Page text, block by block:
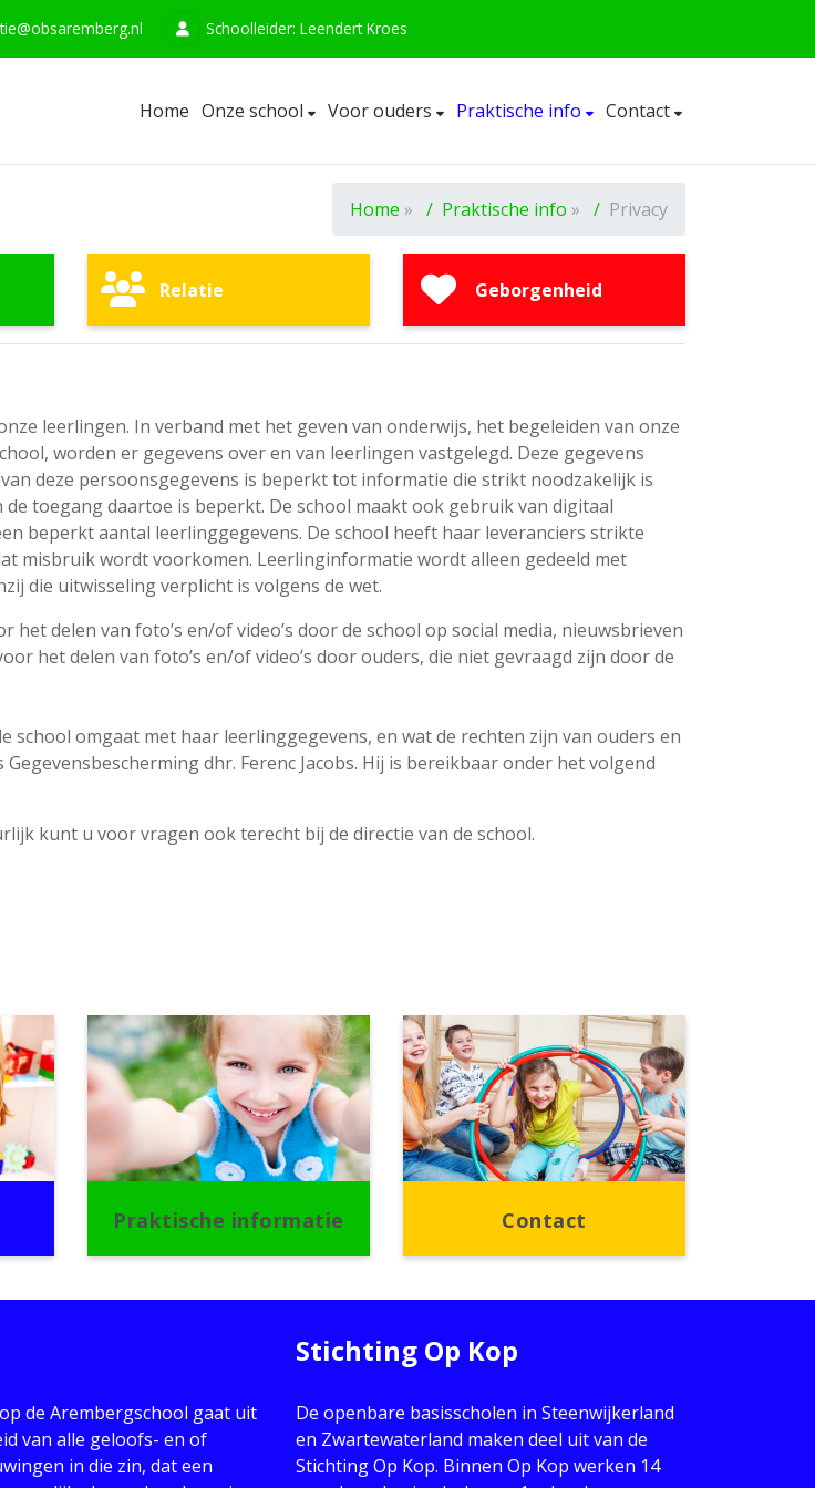
Schoolleider: Leendert Kroes
Home Onze school Voor ouders Praktische info Contact
Home » Praktische info » Privacy
Relatie Geborgenheid
leerlingen. In verband met het geven van onderwijs, het begeleiden van onze
worden er gegevens over en van leerlingen vastgelegd. Deze gegevens
deze persoonsgegevens is beperkt tot informatie die strikt noodzakelijk is
toegang daartoe is beperkt. De school maakt ook gebruik van digitaal
beperkt aantal leerlinggegevens. De school heeft haar leveranciers strikte
misbruik wordt voorkomen. Leerlinginformatie wordt alleen gedeeld met
die uitwisseling verplicht is volgens de wet.
delen van foto’s en/of video’s door de school op social media, nieuwsbrieven
het delen van foto’s en/of video’s door ouders, die niet gevraagd zijn door de
school omgaat met haar leerlinggegevens, en wat de rechten zijn van ouders en
dhr. Ferenc Jacobs. Hij is bereikbaar onder het volgend
kunt u voor vragen ook terecht bij de directie van de school.
Praktische informatie Contact
de Arembergschool gaat uit
van alle geloofs- en of
in die zin, dat een
Stichting Op Kop
De openbare basisscholen in Steenwijkerland
en Zwartewaterland maken deel uit van de
Stichting Op Kop. Binnen Op Kop werken 14